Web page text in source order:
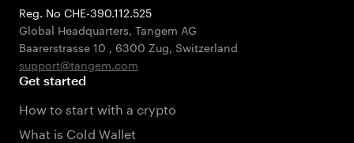
Reg. No CHE-390.112.525
Global Headquarters, Tangem AG
Baarerstrasse 10 , 6300 Zug, Switzerland
support@tangem.com
Get started
How to start with a crypto
What is Cold Wallet